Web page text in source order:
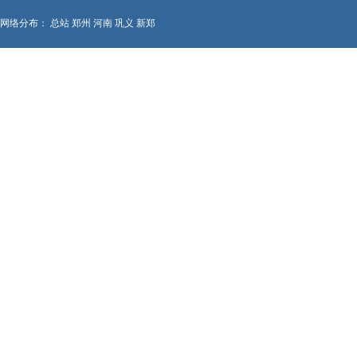
网络分布： 总站 郑州 河南 巩义 新郑